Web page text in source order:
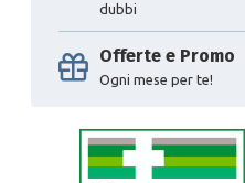
dubbi
Offerte e Promo
Ogni mese per te!